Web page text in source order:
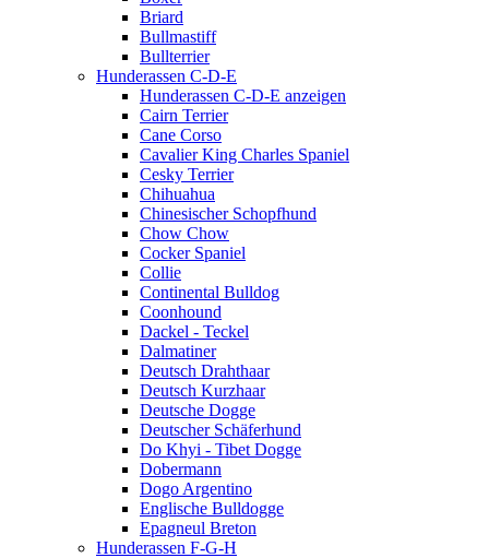
Briard
Bullmastiff
Bullterrier
Hunderassen C-D-E
Hunderassen C-D-E anzeigen
Cairn Terrier
Cane Corso
Cavalier King Charles Spaniel
Cesky Terrier
Chihuahua
Chinesischer Schopfhund
Chow Chow
Cocker Spaniel
Collie
Continental Bulldog
Coonhound
Dackel - Teckel
Dalmatiner
Deutsch Drahthaar
Deutsch Kurzhaar
Deutsche Dogge
Deutscher Schäferhund
Do Khyi - Tibet Dogge
Dobermann
Dogo Argentino
Englische Bulldogge
Epagneul Breton
Hunderassen F-G-H